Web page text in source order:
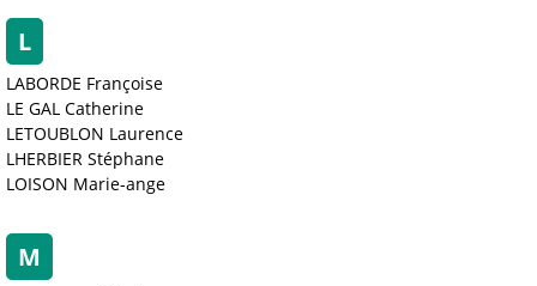
L
LABORDE Françoise
LE GAL Catherine
LETOUBLON Laurence
LHERBIER Stéphane
LOISON Marie-ange
M